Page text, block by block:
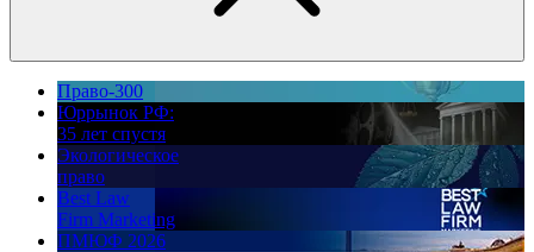
Право-300
Юррынок РФ:
35 лет спустя
Экологическое
право
Best Law
Firm Marketing
ПМЮФ 2026